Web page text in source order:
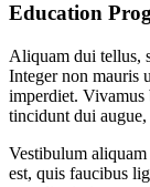
Education
Aliquam dui tellus,
Integer non mauris
imperdiet. Vivamus
tincidunt dui augue,
Vestibulum
est, quis faucibus